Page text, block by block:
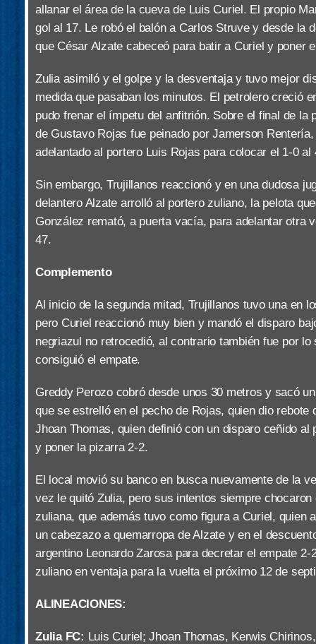
allanar el área de la cueva de Luis Curiel. El propio
gol al 17. Le robó el balón a Carlos Struve y desde la
que César Alzate cabeceó para batir a Curiel y poner
Zulia asimiló y el golpe y la desventaja y tuvo mejor
medida que pasaban los minutos. El petrolero creció
pudo frenar el ímpetu del anfitrión. Sobre el final de la
de Gustavo Rojas fue peinado por Jamerson
adelantado al portero Luis Rojas para colocar el 1-0 al
Sin embargo, Trujillanos reaccionó y en una dudosa
delantero Alzate arrolló al portero zuliano, la pelota
González remató, a puerta vacía, para adelantar otra
47.
Complemento
Al inicio de la segunda mitad, Trujillanos tuvo una en
pero Curiel reaccionó muy bien y mandó el disparo
negriazul no retrocedió, al contrario también fue por
consiguió el empate.
Greddy Perozo cobró desde unos 30 metros y sacó
que se estrelló en el pecho de Rojas, quien dio rebote
Jhoan Thomas, quien definió con un disparo ceñido al
y poner la pizarra 2-2.
El local movió su banco en busca nuevamente de la
vez le quitó Zulia, pero sus intentos siempre chocaron
zuliana, que además tuvo como figura a Curiel, quien
un cabezazo a quemarropa de Alzate y en el
argentino Leonardo Zarosa para decretar el empate 2-
zuliano en ventaja para la vuelta el próximo 12 de
ALINEACIONES:
Zulia FC: Luis Curiel; Jhoan Thomas, Kerwis